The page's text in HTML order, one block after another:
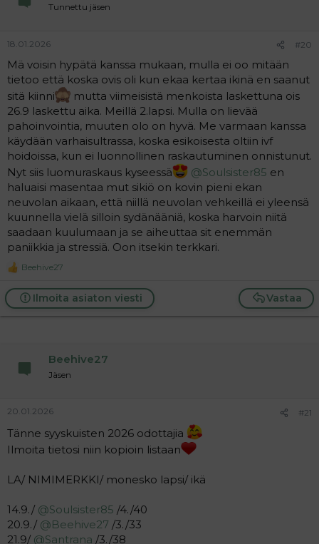
Tunnettu jäsen
18.01.2026 #20
Mä voisin hypätä kanssa mukaan, mulla ei oo mitään
tietoo että koska ovis oli kun ekaa kertaa ikinä en saanut
sitä kiinni
mutta viimeisistä menkoista laskettuna ois
26.9 laskettu aika. Meillä 2.lapsi. Mulla on lievää
pahoinvointia, muuten olo on hyvä. Me varmaan kanssa
käydään varhaisultrassa, koska esikoisesta oltiin ivf
hoidoissa, kun ei luonnollinen raskautuminen onnistunut.
Nyt siis luomuraskaus kyseessä
@Soulsister85 en
haluaisi masentaa mut sikiö on kovin pieni ekan
neuvolan aikaan, että niillä neuvolan vehkeillä ei yleensä
kuunnella vielä silloin sydänääniä, koska harvoin niitä
saadaan kuulumaan ja se aiheuttaa sit enemmän
paniikkia ja stressiä. Oon itsekin terkkari.
R
a
c
t
Beehive27
Vastaa
Ilmoita asiaton viesti
Beehive27
Jäsen
20.01.2026 #21
Tänne syyskuisten 2026 odottajia
Ilmoita tietosi niin kopioin listaan
LA/ NIMIMERKKI/ monesko lapsi/ ikä
14.9./ @Soulsister85 /4./40
20.9./ @Beehive27 /3./33
21.9/ @Santrana /3./38